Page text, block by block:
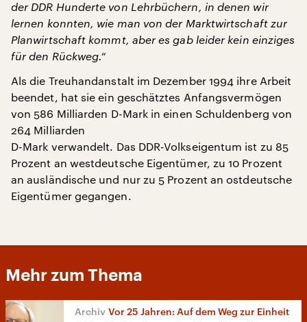
der DDR Hunderte von Lehrbüchern, in denen wir
lernen konnten, wie man von der Marktwirtschaft zur
Planwirtschaft kommt, aber es gab leider kein einziges
für den Rückweg.“
Als die Treuhandanstalt im Dezember 1994 ihre Arbeit
beendet, hat sie ein geschätztes Anfangsvermögen
von 586 Milliarden D-Mark in einen Schuldenberg von
264 Milliarden
D-Mark verwandelt. Das DDR-Volkseigentum ist zu 85
Prozent an westdeutsche Eigentümer, zu 10 Prozent
an ausländische und nur zu 5 Prozent an ostdeutsche
Eigentümer gegangen.
Mehr zum Thema
Vor 25 Jahren: Auf dem Weg zur Einheit